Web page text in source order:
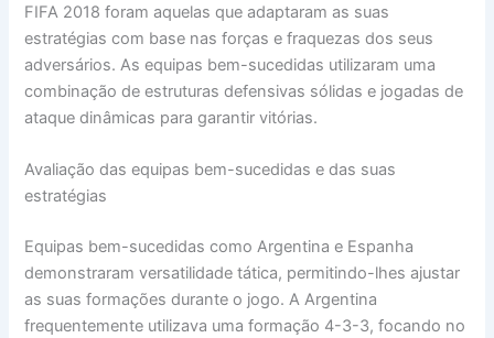
FIFA 2018 foram aquelas que adaptaram as suas
estratégias com base nas forças e fraquezas dos seus
adversários. As equipas bem-sucedidas utilizaram uma
combinação de estruturas defensivas sólidas e jogadas de
ataque dinâmicas para garantir vitórias.
Avaliação das equipas bem-sucedidas e das suas
estratégias
Equipas bem-sucedidas como Argentina e Espanha
demonstraram versatilidade tática, permitindo-lhes ajustar
as suas formações durante o jogo. A Argentina
frequentemente utilizava uma formação 4-3-3, focando no